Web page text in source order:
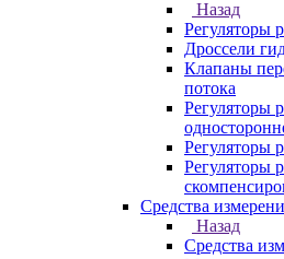
Назад
Регуляторы
Дроссели
Клапаны
потока
Регуляторы
Регуляторы
Регуляторы
Средства
Назад
Средства